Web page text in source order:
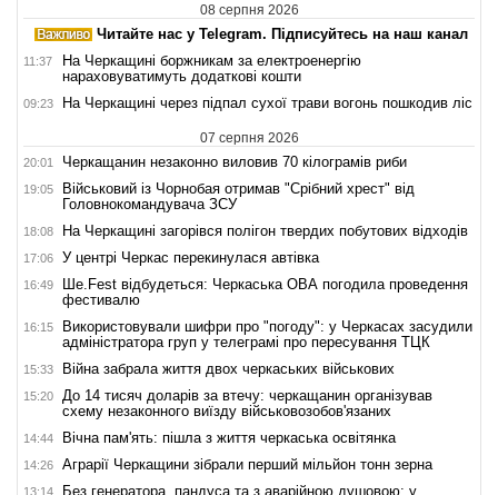
08 серпня 2026
Читайте нас у Telegram. Підписуйтесь на наш канал
11:37
На Черкащині боржникам за електроенергію
нараховуватимуть додаткові кошти
09:23 На Черкащині через підпал сухої трави вогонь пошкодив ліс
07 серпня 2026
20:01 Черкащанин незаконно виловив 70 кілограмів риби
19:05
Військовий із Чорнобая отримав "Срібний хрест" від
Головнокомандувача ЗСУ
18:08 На Черкащині загорівся полігон твердих побутових відходів
17:06 У центрі Черкас перекинулася автівка
16:49
Ше.Fest відбудеться: Черкаська ОВА погодила проведення
фестивалю
16:15
Використовували шифри про "погоду": у Черкасах засудили
адміністратора груп у телеграмі про пересування ТЦК
15:33 Війна забрала життя двох черкаських військових
15:20
До 14 тисяч доларів за втечу: черкащанин організував
схему незаконного виїзду військовозобов'язаних
14:44 Вічна пам'ять: пішла з життя черкаська освітянка
14:26 Аграрії Черкащини зібрали перший мільйон тонн зерна
13:14 Без генератора, пандуса та з аварійною душовою: у